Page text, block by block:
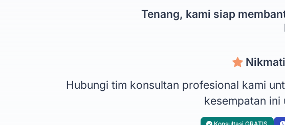
Tenang, kami siap
Hubungi tim konsultan profesional kami
kesempatan